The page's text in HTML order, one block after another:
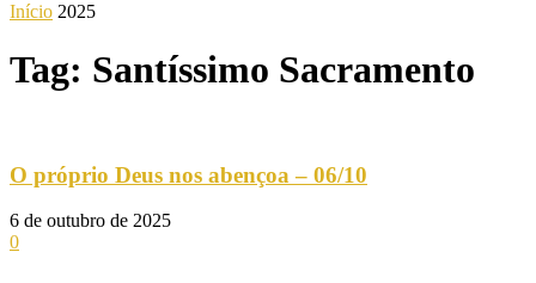
Início 2025
Tag: Santíssimo Sacramento
O próprio Deus nos abençoa – 06/10
6 de outubro de 2025
0